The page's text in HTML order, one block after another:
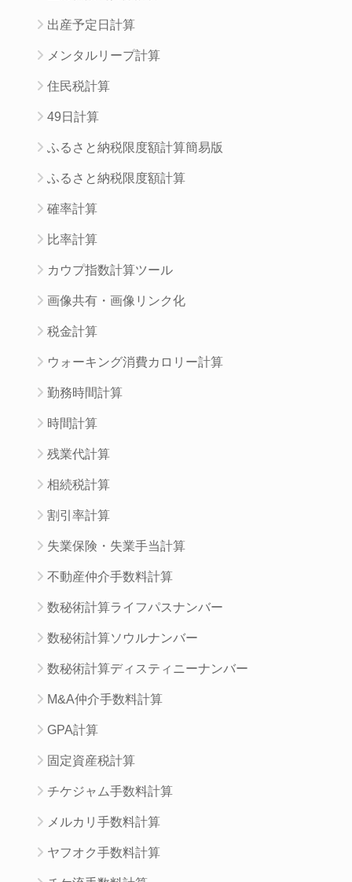
出産予定日計算
メンタルリープ計算
住民税計算
49日計算
ふるさと納税限度額計算簡易版
ふるさと納税限度額計算
確率計算
比率計算
カウプ指数計算ツール
画像共有・画像リンク化
税金計算
ウォーキング消費カロリー計算
勤務時間計算
時間計算
残業代計算
相続税計算
割引率計算
失業保険・失業手当計算
不動産仲介手数料計算
数秘術計算ライフパスナンバー
数秘術計算ソウルナンバー
数秘術計算ディスティニーナンバー
M&A仲介手数料計算
GPA計算
固定資産税計算
チケジャム手数料計算
メルカリ手数料計算
ヤフオク手数料計算